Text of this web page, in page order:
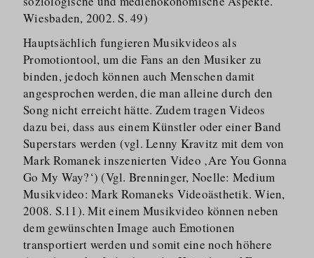
Wiesbaden, 2002. S. 49)
Hauptsächlich fungieren Musikvideos als
Promotiontool, um die Fans an den Musiker zu
binden, jedoch können auch Menschen damit
angesprochen werden, die man alleine durch den
Song nicht erreicht hätte. Zudem tragen Videos
dazu bei, dass aus einem Künstler oder einer Band
Superstars werden (vgl. Lenny Kravitz mit dem von
Mark Romanek inszenierten Video ‚Are You Gonna
Go My Way?‘) (Vgl. Brenninger, Noelle: Medium
Musikvideo: Mark Romaneks Videoästhetik. Wien,
2008. S.11). Mit einem Musikvideo können neben
dem gewünschten Image auch Emotionen
transportiert werden und somit eine noch höhere